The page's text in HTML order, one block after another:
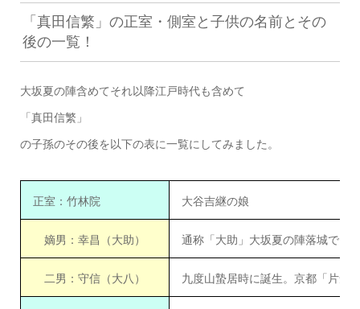
「真田信繁」の正室・側室と子供の名前とその
後の一覧！
大坂夏の陣含めてそれ以降江戸時代も含めて
「真田信繁」
の子孫のその後を以下の表に一覧にしてみました。
正室：竹林院 大谷吉継の娘
嫡男：幸昌（大助） 通称「大助」大坂夏の陣落城で「
二男：守信（大八） 九度山蟄居時に誕生。京都「片倉